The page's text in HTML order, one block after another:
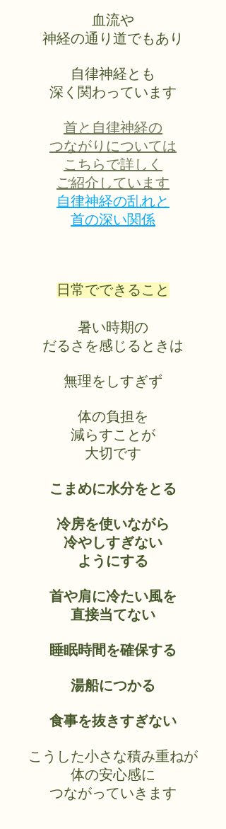
血流や
神経の通り道でもあり
自律神経とも
深く関わっています
首と自律神経の
つながりについては
こちらで詳しく
ご紹介しています
自律神経の乱れと
首の深い関係
日常でできること
暑い時期の
だるさを感じるときは
無理をしすぎず
体の負担を
減らすことが
大切です
こまめに水分をとる
冷房を使いながら
冷やしすぎない
ようにする
首や肩に冷たい風を
直接当てない
睡眠時間を確保する
湯船につかる
食事を抜きすぎない
こうした小さな積み重ねが
体の安心感に
つながっていきます